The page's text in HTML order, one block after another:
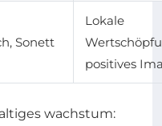
Sonett
Lokale
positives